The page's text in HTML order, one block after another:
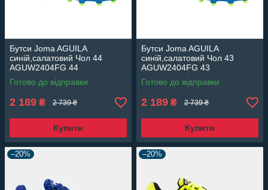
Бутси Joma AGUILA
синій,салатовий Чол 44
AGUW2404FG 44
Готово до відправки
2 189 ₴ 2 739 ₴
Купити
Бутси Joma AGUILA
синій,салатовий Чол 43
AGUW2404FG 43
Готово до відправки
2 189 ₴ 2 739 ₴
Купити
–20% –20%